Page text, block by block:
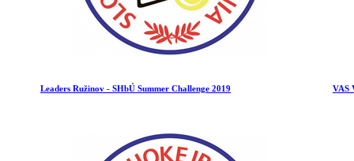
Leaders Ružinov - SHbÚ Summer Challenge 2019 VAS